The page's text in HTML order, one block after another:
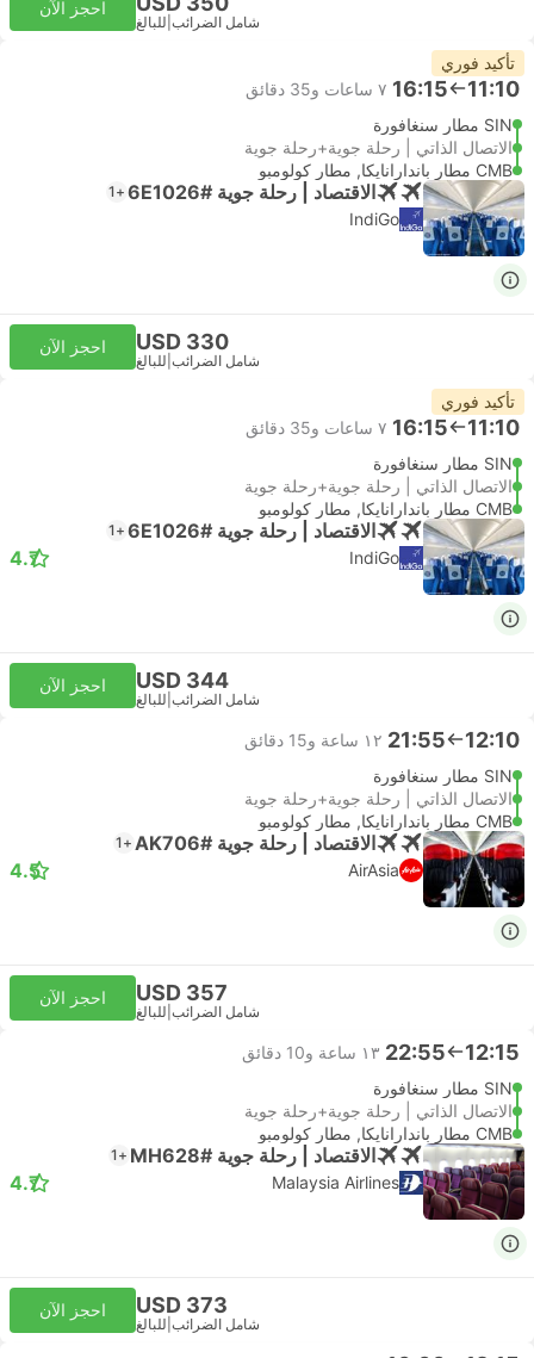
شامل الضرائب للبالغ
احجز الآن
تأكيد فوري
11:10
16:15 ٧ ساعات و‫35 دقائق
SIN مطار سنغافورة
الاتصال الذاتي | رحلة جوية+رحلة جوية
CMB مطار باندارانايكا, مطار كولومبو
الاقتصاد | رحلة جوية #6E1026 +1
IndiGo
USD 330
شامل الضرائب للبالغ
احجز الآن
تأكيد فوري
11:10
16:15 ٧ ساعات و‫35 دقائق
SIN مطار سنغافورة
الاتصال الذاتي | رحلة جوية+رحلة جوية
CMB مطار باندارانايكا, مطار كولومبو
الاقتصاد | رحلة جوية #6E1026 +1
IndiGo
4.7
USD 344
شامل الضرائب للبالغ
احجز الآن
12:10
21:55 ١٢ ساعة و‫15 دقائق
SIN مطار سنغافورة
الاتصال الذاتي | رحلة جوية+رحلة جوية
CMB مطار باندارانايكا, مطار كولومبو
الاقتصاد | رحلة جوية #AK706 +1
AirAsia
4.5
USD 357
شامل الضرائب للبالغ
احجز الآن
12:15
22:55 ١٣ ساعة و‫10 دقائق
SIN مطار سنغافورة
الاتصال الذاتي | رحلة جوية+رحلة جوية
CMB مطار باندارانايكا, مطار كولومبو
الاقتصاد | رحلة جوية #MH628 +1
Malaysia Airlines
4.7
USD 373
شامل الضرائب للبالغ
احجز الآن